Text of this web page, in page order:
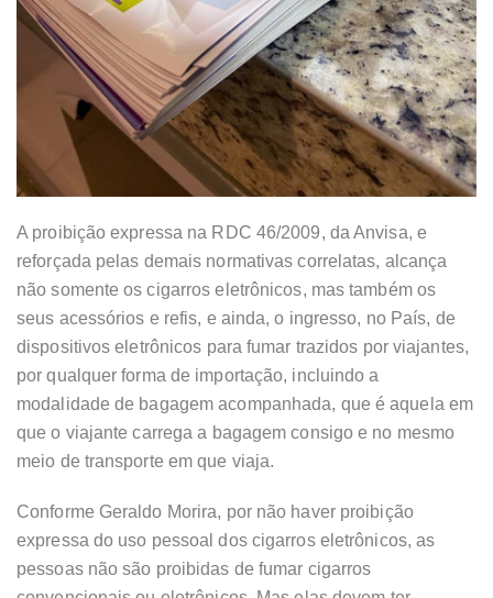
A proibição expressa na RDC 46/2009, da Anvisa, e
reforçada pelas demais normativas correlatas, alcança
não somente os cigarros eletrônicos, mas também os
seus acessórios e refis, e ainda, o ingresso, no País, de
dispositivos eletrônicos para fumar trazidos por viajantes,
por qualquer forma de importação, incluindo a
modalidade de bagagem acompanhada, que é aquela em
que o viajante carrega a bagagem consigo e no mesmo
meio de transporte em que viaja.
Conforme Geraldo Morira, por não haver proibição
expressa do uso pessoal dos cigarros eletrônicos, as
pessoas não são proibidas de fumar cigarros